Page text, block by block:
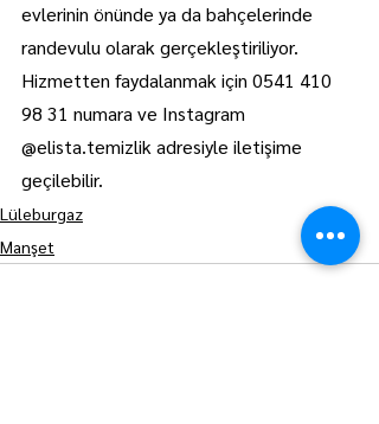
evlerinin önünde ya da bahçelerinde
randevulu olarak gerçekleştiriliyor.
Hizmetten faydalanmak için 0541 410
98 31 numara ve Instagram
@elista.temizlik adresiyle iletişime
geçilebilir.
Lüleburgaz
Manşet